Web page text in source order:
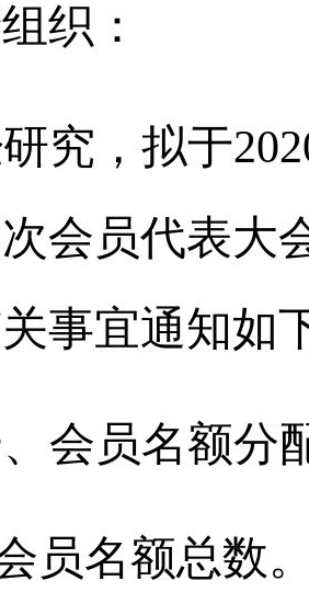
织：
究，拟于
会员代表大
事宜通知如
会员名额分
员名额总数